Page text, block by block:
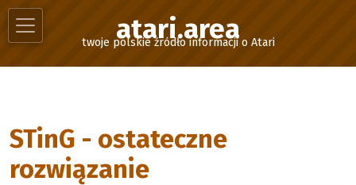
atari.area
twoje polskie źródło informacji o Atari
STinG - ostateczne
rozwiązanie